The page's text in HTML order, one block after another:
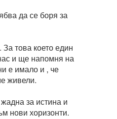
да се боря за
това което един
и ще напомня на
е имало и , че
живели.
за истина и
нови хоризонти.